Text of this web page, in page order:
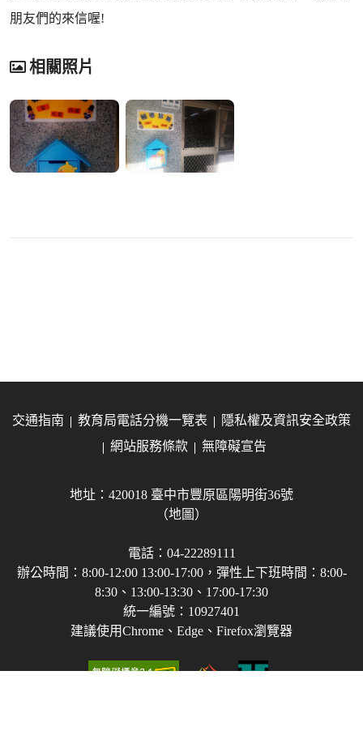
朋友們的來信喔!
相關照片
交通指南 教育局電話分機一覽表
隱私權及資訊安全政策
網站服務條款
無障礙宣告
地址：420018 臺中市豐原區陽明街36號
（地圖）
電話：04-22289111
辦公時間：8:00-12:00 13:00-17:00，彈性上下班時間：8:00-
8:30、13:00-13:30、17:00-17:30
統一編號：10927401
建議使用Chrome、Edge、Firefox瀏覽器